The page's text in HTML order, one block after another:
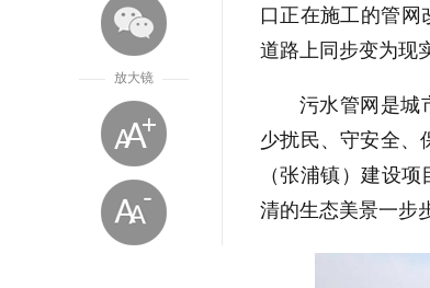
放大镜
口正在施工的管网
道路上同步变为现
污水管网是城
少扰民、守安全、
（张浦镇）建设
清的生态美景一步